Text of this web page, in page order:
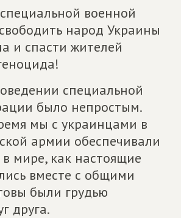
военной
народ Украины
и спасти жителей
специальной
было непростым.
мы с украинцами в
армии обеспечивали
в мире, как настоящие
вместе с общими
были грудью
друга.